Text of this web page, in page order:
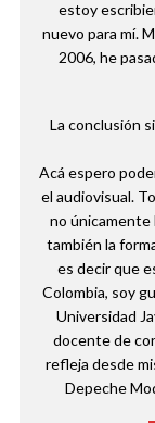
estoy
nuevo para mí.
2006, he
La conclusión
Acá espero
el audiovisual.
no únicamente
también la
es decir que
Colombia, soy
Universidad
docente de
refleja desde
Depeche